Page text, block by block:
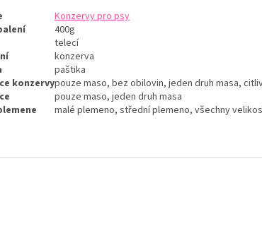
Konzervy pro psy
400g
telecí
konzerva
paštika
konzervypouze maso, bez obilovin, jeden druh masa,
pouze maso, jeden druh masa
malé plemeno, střední plemeno, všechny